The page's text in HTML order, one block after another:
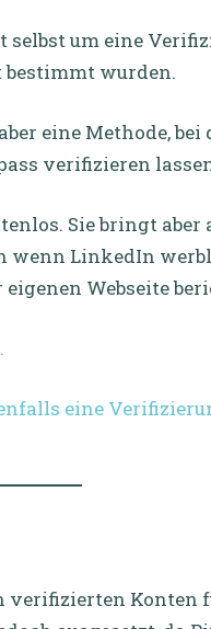
um eine
bestimmt wurden.
eine Methode, bei
verifizieren
Sie bringt
wenn LinkedIn
Webseite
eine
Konten